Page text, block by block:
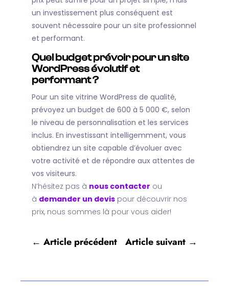
un investissement plus conséquent est
souvent nécessaire pour un site professionnel
et performant.
Quel budget prévoir pour un site
WordPress évolutif et
performant ?
Pour un site vitrine WordPress de qualité,
prévoyez un budget de 600 à 5 000 €, selon
le niveau de personnalisation et les services
inclus. En investissant intelligemment, vous
obtiendrez un site capable d’évoluer avec
votre activité et de répondre aux attentes de
vos visiteurs.
N’hésitez pas à nous contacter ou
à demander un devis pour découvrir nos
prix, nous sommes là pour vous aider!
←Article précédent Article suivant→